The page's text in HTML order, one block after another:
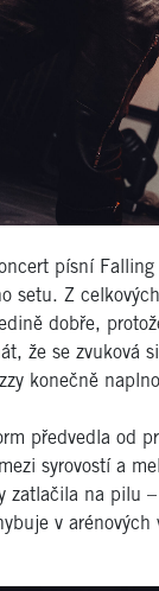
písní
setu. Z
dobře,
že se zvuková
konečně
předvedla od
syrovostí a
zatlačila na pilu
v